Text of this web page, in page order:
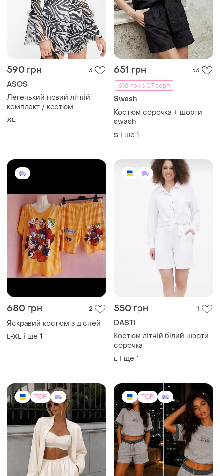
590 грн 3
ASOS
Легенький новий літній
комплект / костюм
блуза+шорти
XL
651 грн
53
618 грн з 07 серп
Swash
Костюм сорочка + шорти
swash
S і ще 1
680 грн 2
Яскравий костюм з дісней
L-XL і ще 1
550 грн 1
DASTI
Костюм літній білий шорти
сорочка
L і ще 1
TOP TOP